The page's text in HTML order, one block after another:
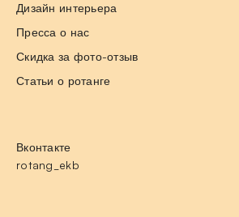
Дизайн интерьера
Пресса о нас
Скидка за фото-отзыв
Статьи о ротанге
Вконтакте
rotang_ekb